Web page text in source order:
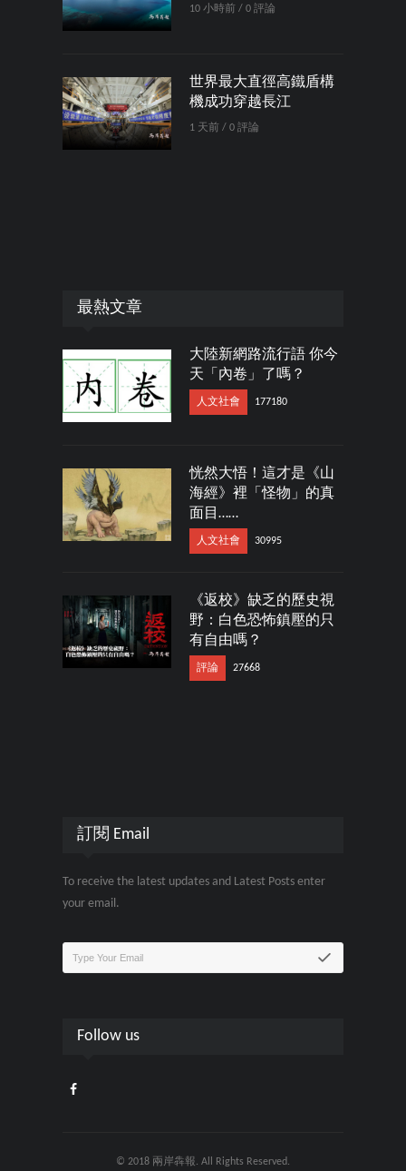
10 小時前 / 0 評論
世界最大直徑高鐵盾構
機成功穿越長江
1 天前 / 0 評論
最熱文章
大陸新網路流行語 你今
天「內卷」了嗎？
人文社會 177180
恍然大悟！這才是《山
海經》裡「怪物」的真
面目……
人文社會 30995
《返校》缺乏的歷史視
野：白色恐怖鎮壓的只
有自由嗎？
評論 27668
訂閱 Email
To receive the latest updates and Latest Posts enter
your email.
Follow us
© 2018 兩岸犇報. All Rights Reserved.